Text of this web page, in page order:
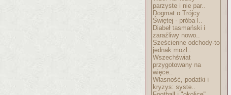
parzyste i nie par..
Dogmat o Trójcy
Świętej - próba l..
Diabeł tasmański i
zaraźliwy nowo..
Sześcienne odchody-to
jednak możl..
Wszechświat
przygotowany na
więce..
Własność, podatki i
kryzys: syste..